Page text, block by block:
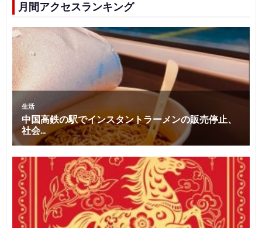
月間アクセスランキング